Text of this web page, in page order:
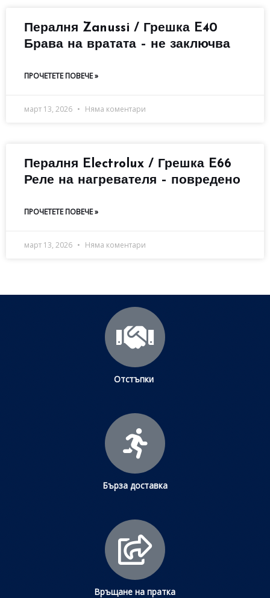
Пералня Zanussi / Грешка E40
Брава на вратата – не заключва
ПРОЧЕТЕТЕ ПОВЕЧЕ »
март 13, 2026 Няма коментари
Пералня Electrolux / Грешка E66
Реле на нагревателя – повредено
ПРОЧЕТЕТЕ ПОВЕЧЕ »
март 13, 2026 Няма коментари
Отстъпки
Бърза доставка
Връщане на пратка